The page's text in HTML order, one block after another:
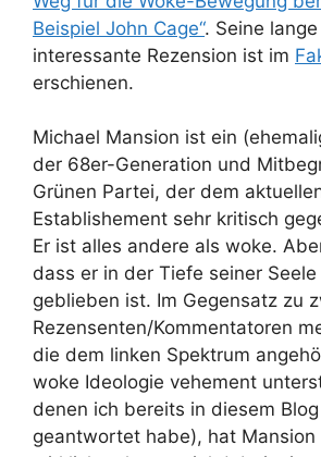
Beispiel John Cage“. Seine
interessante Rezension ist im
erschienen.
Michael Mansion ist ein
der 68er-Generation und
Grünen Partei, der dem
Establishement sehr kritisch
Er ist alles andere als woke.
dass er in der Tiefe seiner
geblieben ist. Im Gegensatz zu
Rezensenten/Kommentatoren
die dem linken Spektrum
woke Ideologie vehement
denen ich bereits in diesem Blog
geantwortet habe), hat Mansion